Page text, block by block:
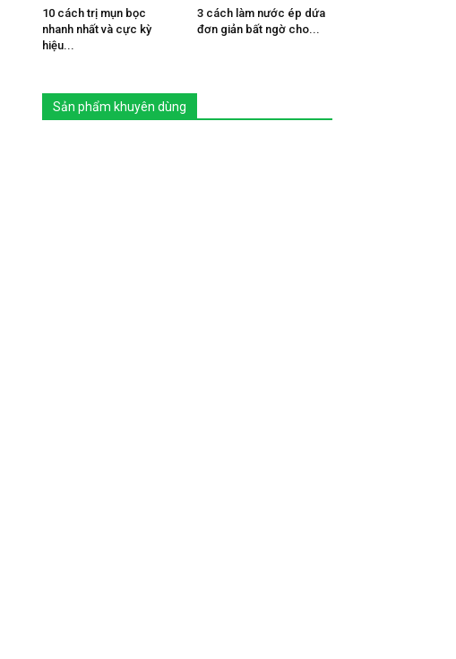
10 cách trị mụn bọc
nhanh nhất và cực kỳ
hiệu...
3 cách làm nước ép dứa
đơn giản bất ngờ cho...
Sản phẩm khuyên dùng